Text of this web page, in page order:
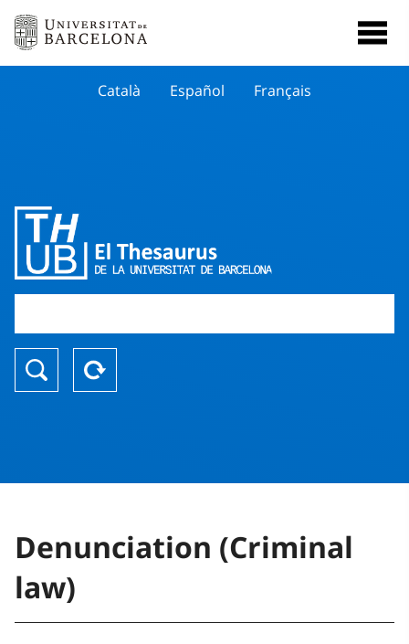
Català Español Français
Denunciation (Criminal
law)